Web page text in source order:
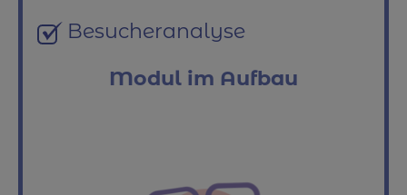
Besucheranalyse
Modul im Aufbau